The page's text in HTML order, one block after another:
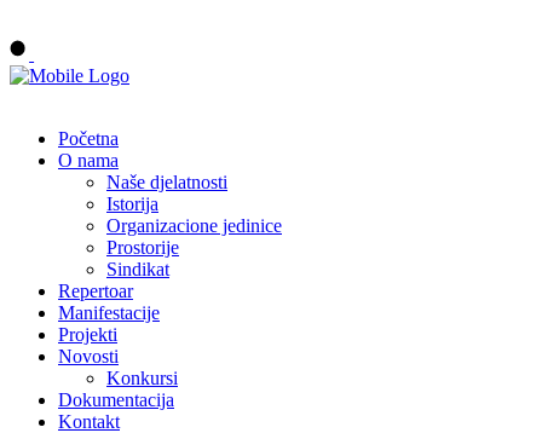
Početna
O nama
Naše djelatnosti
Istorija
Organizacione jedinice
Prostorije
Sindikat
Repertoar
Manifestacije
Projekti
Novosti
Konkursi
Dokumentacija
Kontakt